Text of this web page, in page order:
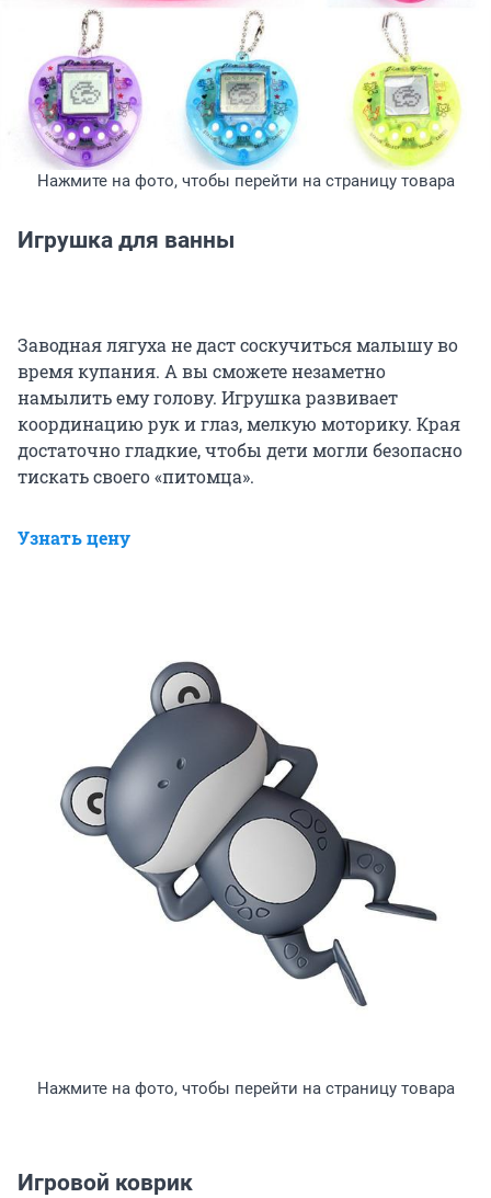
Нажмите на фото, чтобы перейти на страницу товара
Игрушка для ванны
Заводная лягуха не даст соскучиться малышу во
время купания. А вы сможете незаметно
намылить ему голову. Игрушка развивает
координацию рук и глаз, мелкую моторику. Края
достаточно гладкие, чтобы дети могли безопасно
тискать своего «питомца».
Узнать цену
Нажмите на фото, чтобы перейти на страницу товара
Игровой коврик